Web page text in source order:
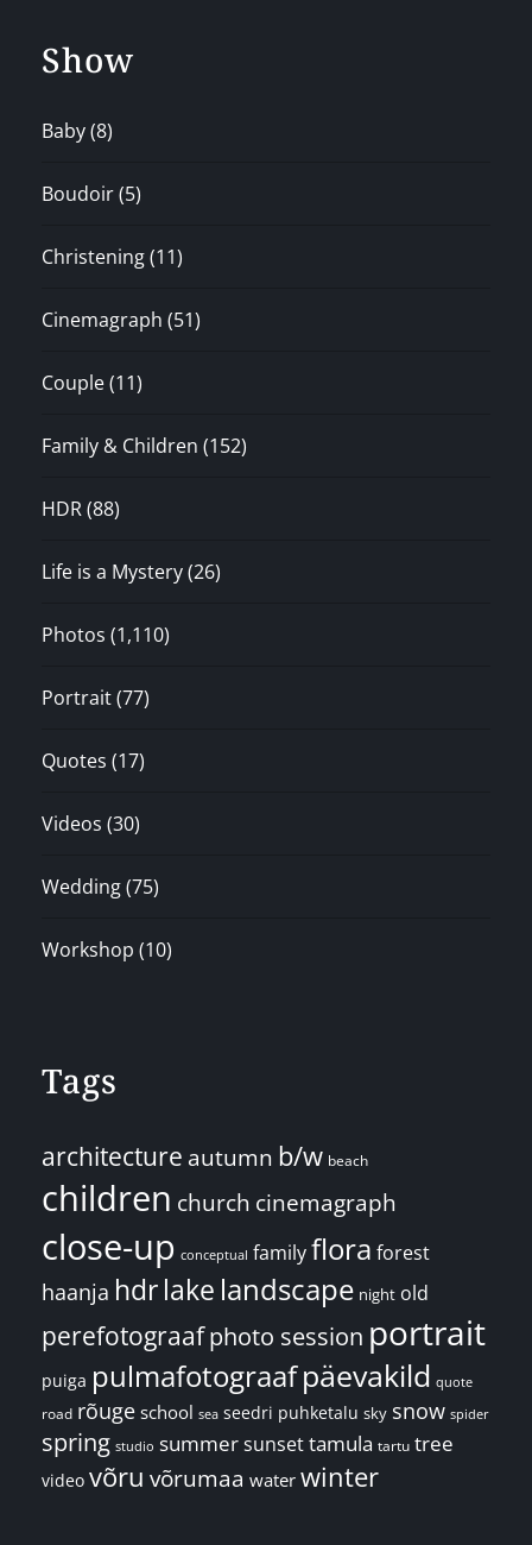
Show
Baby(8)
Boudoir(5)
Christening(11)
Cinemagraph (51)
Couple(11)
Family & Children (152)
HDR(88)
Life is a Mystery(26)
Photos (1,110)
Portrait(77)
Quotes (17)
Videos (30)
Wedding(75)
Workshop (10)
Tags
architecture autumn b/w beach
children church cinemagraph
close-up conceptual familyflora forest
haanja hdrlake landscape night old
perefotograafphoto session portrait
puiga pulmafotograafpäevakild quote
road rõuge school sea seedri puhketalu sky snow spider
spring studio summersunsettamula tartu tree
video võru võrumaa water winter